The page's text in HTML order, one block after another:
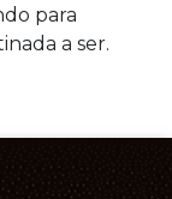
para
a ser.